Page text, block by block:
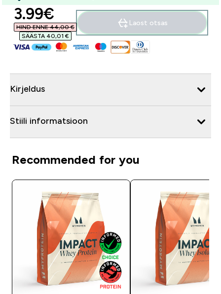
discounted price
3.99€‎
HIND ENNE 44,00 €‎
SÄÄSTA 40,01 €‎
Laost otsas
Kirjeldus
Stiili informatsioon
Recommended for you